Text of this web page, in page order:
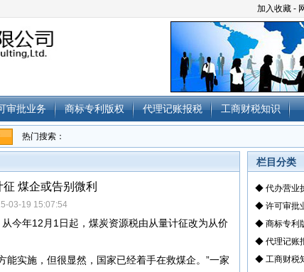
加入收藏 -
审批业务 商标专利版权 代理记账报税 工商财税知识
热门搜索：
煤企或告别微利
03-19 15:07:54
年12月1日起，煤炭资源税由从量计征改为从价
实施，但很显然，国家已经着手在救煤企。”一家
栏目分类
◆ 代办营业
◆ 许可审批
◆ 商标专利
◆ 代理记账
◆ 工商财税